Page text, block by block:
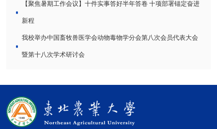
【聚焦暑期工作会议】十件实事答好半年答卷 十项部署锚定奋进
新程
我校举办中国畜牧兽医学会动物毒物学分会第八次会员代表大会
暨第十八次学术研讨会